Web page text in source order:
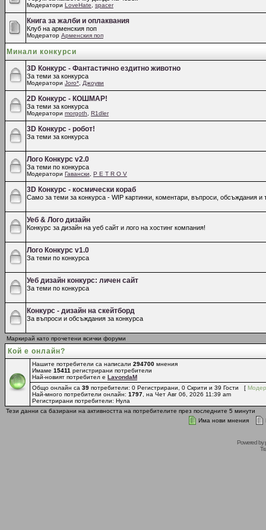
Модератори LoveHate spacer
Книга за жалби и оплаквания
Клуб на арменския поп
Модератор Арменския поп
Минали конкурси
3D Конкурс - Фантастично ездитно животно
За теми за конкурса
Модератори Joro* Джоуви
2D Конкурс - КОШМАР!
За теми за конкурса
Модератори morgoth R1dler
3D Конкурс - робот!
За теми за конкурса
Лого Конкурс v2.0
За теми по конкурса
Модератори Гавански P E T R O V
3D Конкурс - космически кораб
Само за теми за конкурса - WIP картинки, коментари, въпроси, обсъждания и
Уеб & Лого дизайн
Конкурс за дизайн на уеб сайт и лого на хостинг компания!
Лого Конкурс v1.0
За теми по конкурса
Уеб дизайн конкурс: личен сайт
За теми по конкурса
Конкурс - дизайн на скейтборд
За въпроси и обсъждания за конкурса
Маркирай като прочетени всички форуми
Кой е онлайн?
Нашите потребители са написали 294700 мнения
Имаме 15411 регистрирани потребители
Най-новият потребител е LavondaM
Общо онлайн са 39 потребители: 0 Регистрирани, 0 Скрити и 39 Гости [
Най-много потребители онлайн: 1797 , на Чет Авг 06, 2026 11:39 am
Регистрирани потребители: Нула
Тези данни са базирани на активността на потребителите през последните 5 минути
Има нови мнения
Powered by